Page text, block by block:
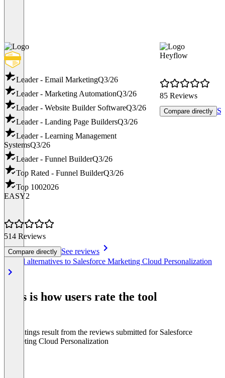
Leader - Email MarketingQ3/26
Leader - Marketing AutomationQ3/26
Leader - Website Builder SoftwareQ3/26
Leader - Landing Page BuildersQ3/26
Leader - Learning Management
SystemsQ3/26
Leader - Funnel BuilderQ3/26
Top Rated - Funnel BuilderQ3/26
Top 1002026
EASY2
514 Reviews
Compare directly See reviews
Heyflow
85 Reviews
Compare directly
See all alternatives to Salesforce Marketing Cloud Personalization
This is how users rate the tool
The ratings result from the reviews submitted for Salesforce
Marketing Cloud Personalization